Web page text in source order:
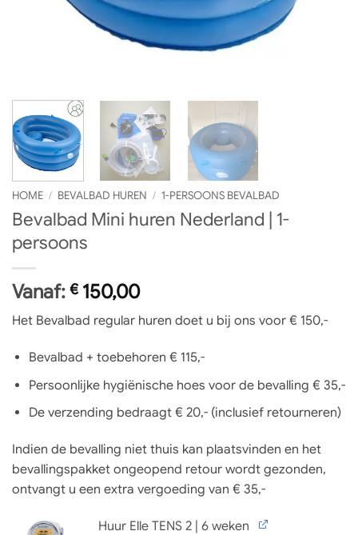
HOME / BEVALBAD HUREN / 1-PERSOONS BEVALBAD
Bevalbad Mini huren Nederland | 1-
persoons
Vanaf: €150,00
Het Bevalbad regular huren doet u bij ons voor € 150,-
Bevalbad + toebehoren € 115,-
Persoonlijke hygiënische hoes voor de bevalling € 35,-
De verzending bedraagt € 20,- (inclusief retourneren)
Indien de bevalling niet thuis kan plaatsvinden en het
bevallingspakket ongeopend retour wordt gezonden,
ontvangt u een extra vergoeding van € 35,-
Huur Elle TENS 2 | 6 weken